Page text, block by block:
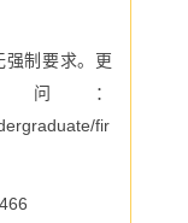
制要求。 更
：
fir